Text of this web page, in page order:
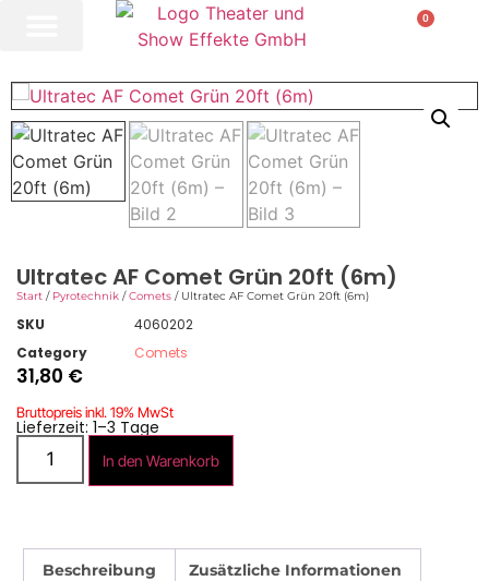
0
Ultratec AF Comet Grün 20ft (6m)
Start / Pyrotechnik /Comets / Ultratec AF Comet Grün 20ft (6m)
SKU
4060202
Category
Comets
31,80 €
Bruttopreis inkl. 19% MwSt
Lieferzeit: 1–3 Tage
In den Warenkorb
Beschreibung Zusätzliche Informationen